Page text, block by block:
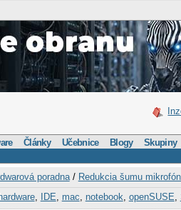
Články Učebnice Blogy Skupiny
poradna/ Redukcia šumu
, IDE mac notebook openSUSE